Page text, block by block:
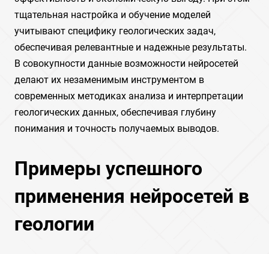
тщательная настройка и обучение моделей
учитывают специфику геологических задач,
обеспечивая релевантные и надежные результаты.
В совокупности данные возможности нейросетей
делают их незаменимым инструментом в
современных методиках анализа и интерпретации
геологических данных, обеспечивая глубину
понимания и точность получаемых выводов.
Примеры успешного
применения нейросетей в
геологии